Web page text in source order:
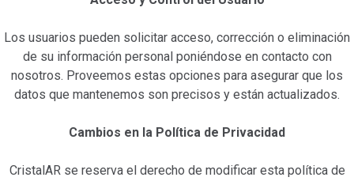
Los usuarios pueden solicitar acceso, corrección o eliminación
de su información personal poniéndose en contacto con
nosotros. Proveemos estas opciones para asegurar que los
datos que mantenemos son precisos y están actualizados.
Cambios en la Política de Privacidad
CristalAR se reserva el derecho de modificar esta política de